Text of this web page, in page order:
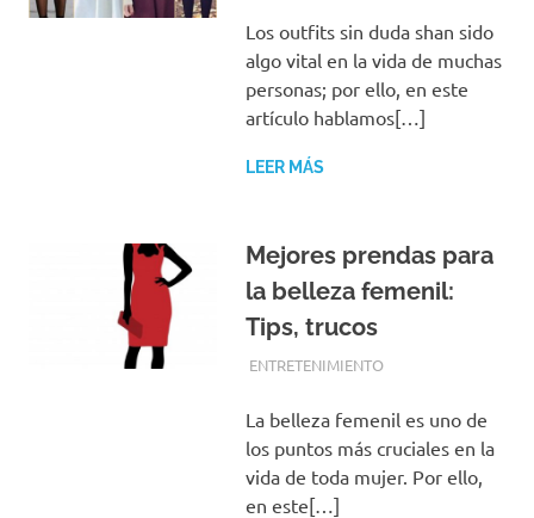
Los outfits sin duda shan sido
algo vital en la vida de muchas
personas; por ello, en este
artículo hablamos[…]
LEER MÁS
Mejores prendas para
la belleza femenil:
Tips, trucos
JUNIO 17, 2019
EQUIPO DE REDACCIÓN
ENTRETENIMIENTO
La belleza femenil es uno de
los puntos más cruciales en la
vida de toda mujer. Por ello,
en este[…]